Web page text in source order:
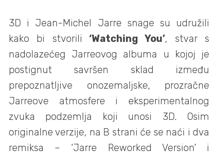
3D i Jean-Michel Jarre snage su udružili
kako bi stvorili ‘Watching You’, stvar s
nadolazećeg Jarreovog albuma u kojoj je
postignut savršen sklad između
prepoznatljive onozemaljske, prozračne
Jarreove atmosfere i eksperimentalnog
zvuka podzemlja koji unosi 3D. Osim
originalne verzije, na B strani će se naći i dva
remiksa – ‘Jarre Reworked Version’ i